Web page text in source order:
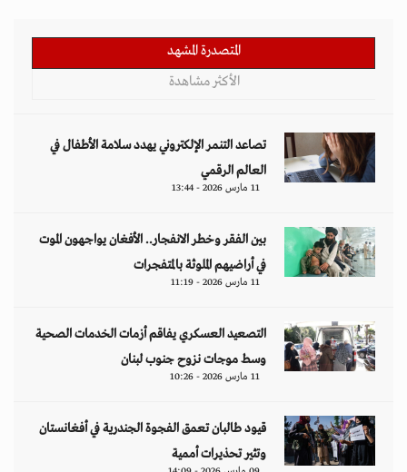
المتصدرة المشهد
الأكثر مشاهدة
تصاعد التنمر الإلكتروني يهدد سلامة الأطفال في
العالم الرقمي
11 مارس 2026 - 13:44
بين الفقر وخطر الانفجار.. الأفغان يواجهون الموت
في أراضيهم الملوثة بالمتفجرات
11 مارس 2026 - 11:19
التصعيد العسكري يفاقم أزمات الخدمات الصحية
وسط موجات نزوح جنوب لبنان
11 مارس 2026 - 10:26
قيود طالبان تعمق الفجوة الجندرية في أفغانستان
وتثير تحذيرات أممية